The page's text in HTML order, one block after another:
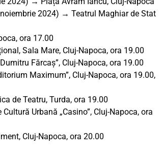
2024) → Teatrul Maghiar de Stat
ora 17.00
Sala Mare, Cluj-Napoca, ora 19.00
Fărcaș”, Cluj-Napoca, ora 19.00
Maximum”, Cluj-Napoca, ora 19.00,
de Teatru, Turda, ora 19.00
Urbană „Casino”, Cluj-Napoca, ora
Cluj-Napoca, ora 20.00